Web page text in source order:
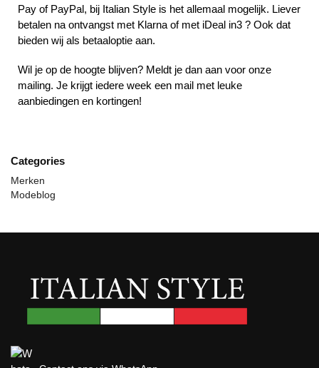
Pay of PayPal, bij Italian Style is het allemaal mogelijk. Liever
betalen na ontvangst met Klarna of met iDeal in3 ? Ook dat
bieden wij als betaaloptie aan.
Wil je op de hoogte blijven? Meldt je dan aan voor onze
mailing. Je krijgt iedere week een mail met leuke
aanbiedingen en kortingen!
Categories
Merken
Modeblog